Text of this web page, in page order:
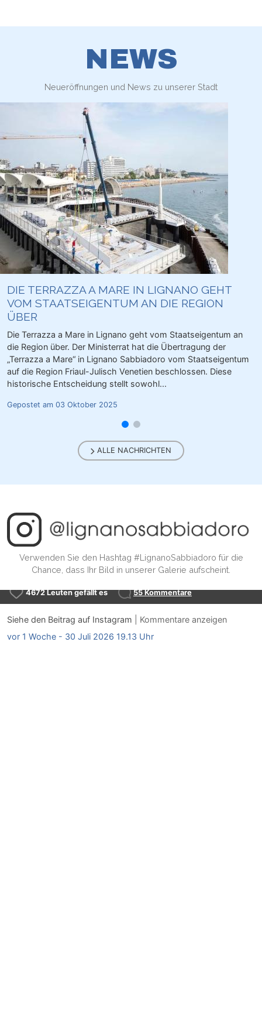
NEWS
Neueröffnungen und News zu unserer Stadt
GROSSER ERFOLG FÜR DIE ERSTE GEFÜHRTE W
ANDERUNG 2025
Rund 150 Menschen aus der ganzen Region nahmen am ersten
Spaziergang „10.000 Schritte für die Gesundheit“ teil, der vom
Verein „Fvg in movimento“ entlang des eindrucksvollen
Cammino del Pensiero organisiert wurde. An der Veranstaltung,
die mit Unterstützung der ...
Gepostet am 10 März 2025
ALLE NACHRICHTEN
Verwenden Sie den Hashtag #LignanoSabbiadoro für die
Chance, dass Ihr Bild in unserer Galerie aufscheint.
4672 Leuten gefällt es 55 Kommentare
Siehe den Beitrag auf Instagram
Kommentare anzeigen
vor 1 Woche - 30 Juli 2026 19.13 Uhr